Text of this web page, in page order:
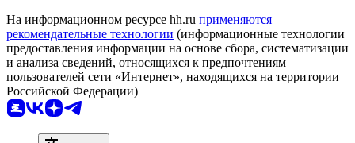
На информационном ресурсе hh.ru применяются
рекомендательные технологии (информационные технологии
предоставления информации на основе сбора, систематизации
и анализа сведений, относящихся к предпочтениям
пользователей сети «Интернет», находящихся на территории
Российской Федерации)